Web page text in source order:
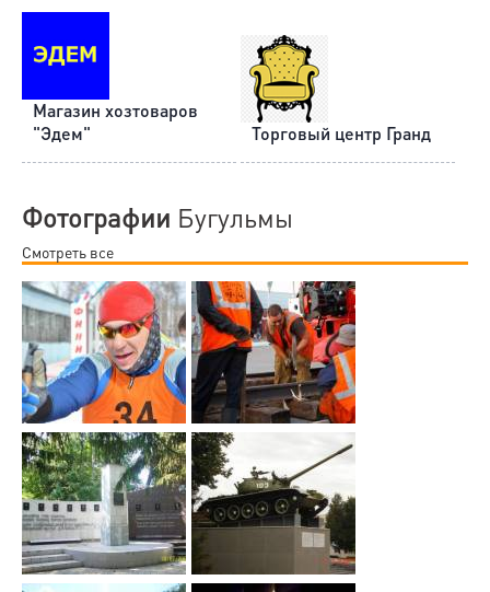
Магазин хозтоваров
"Эдем"
Торговый центр Гранд
Фотографии Бугульмы
Смотреть все